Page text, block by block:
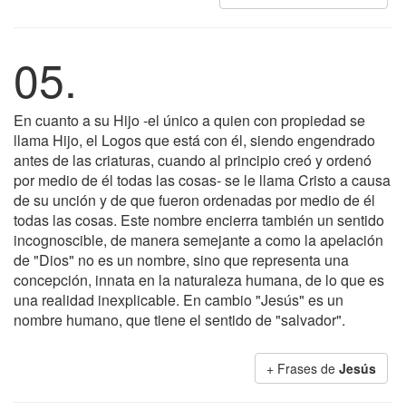
05.
En cuanto a su Hijo -el único a quien con propiedad se
llama Hijo, el Logos que está con él, siendo engendrado
antes de las criaturas, cuando al principio creó y ordenó
por medio de él todas las cosas- se le llama Cristo a causa
de su unción y de que fueron ordenadas por medio de él
todas las cosas. Este nombre encierra también un sentido
incognoscible, de manera semejante a como la apelación
de "Dios" no es un nombre, sino que representa una
concepción, innata en la naturaleza humana, de lo que es
una realidad inexplicable. En cambio "Jesús" es un
nombre humano, que tiene el sentido de "salvador".
+ Frases de Jesús